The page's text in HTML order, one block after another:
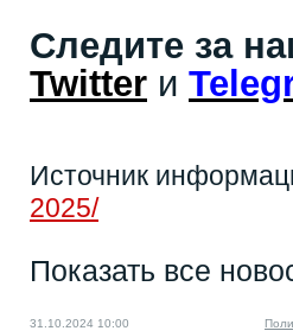
Следите за
Twitter и
Источник
2025/
Показать все
31.10.2024 10:00